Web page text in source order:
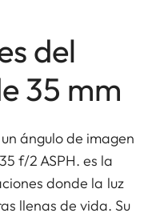
del
35 mm
ángulo de imagen
f/2 ASPH. es la
donde la luz
llenas de vida. Su